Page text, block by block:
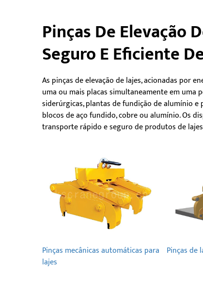
Pinças De Elevação
Seguro E Eficiente
As pinças de elevação de lajes, acionadas por
uma ou mais placas simultaneamente em uma
siderúrgicas, plantas de fundição de alumínio
blocos de aço fundido, cobre ou alumínio. Os
transporte rápido e seguro de produtos de
Pinças mecânicas automáticas para
lajes
Pinças de